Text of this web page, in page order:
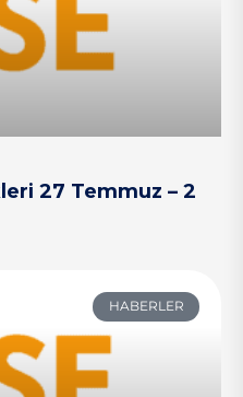
27 Temmuz – 2
HABERLER